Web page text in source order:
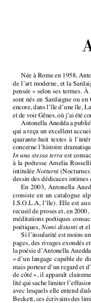
pensée » selon ses
sont nés en Sardaigne ou
encore, dans l’île d’une île,
et de voir Gênes, où j’ai été
Antonella Anedda a
qui a reçu un excellent
quarante-huit textes à
concerne l’histoire
In una stessa terraest
à la poétesse Amelia
intitulée Notturni
dessin des dédicaces
En 2003, Antonella
consiste en un catalogue
I.S.O.L.A, l’île). Elle est
recueil de proses et, en
méditations poétiques
poétiques, Nomi distantiet
Si l’insularité est moins
pages, des rivages exondés
la poésie d’Antonella
« d’un langage capable
mais porteur d’un regard et
de côté», il apparaît
lité qui sache limiter
avec lesquels elle entend
Beckett, ces écrivains des
plan dans Nomi distantioù